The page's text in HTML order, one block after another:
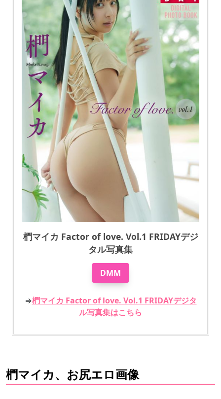
椚マイカ Factor of love. Vol.1 FRIDAYデジ
タル写真集
DMM
⇒椚マイカ Factor of love. Vol.1 FRIDAYデジタ
ル写真集はこちら
椚マイカ、お尻エロ画像